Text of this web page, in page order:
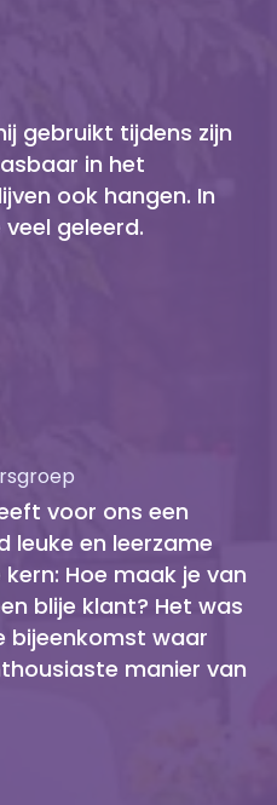
gebruikt tijdens zijn
in het
ook hangen. In
geleerd.
voor ons een
leuke en leerzame
Hoe maak je van
blije klant? Het was
bijeenkomst waar
manier van